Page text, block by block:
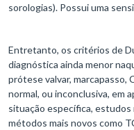
sorologias). Possui uma
Entretanto, os critérios de
diagnóstica ainda menor
prótese valvar, marcapasso,
normal, ou inconclusiva, em
situação específica,
métodos mais novos como